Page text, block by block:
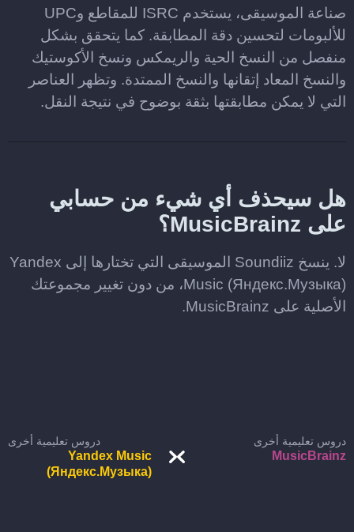
صناعة الموسيقى، يستخدم ISRC للمقاطع وUPC
للألبومات لتحسين دقة المطابقة. كما يتحقق بشكل
منفصل من النسخ الحية والريمكس ونسخ الأكوستيك
والنسخ المعاد إتقانها والنسخ الممتدة. وتظهر العناصر
التي لا يمكن مطابقتها بثقة بوضوح في نتيجة النقل.
هل سيحذف أي شيء من حسابي
على MusicBrainz؟
لا. ينسخ Soundiiz الموسيقى التي تختارها إلى Yandex
Music (Яндекс.Музыка)، من دون تغيير مجموعتك
الأصلية على MusicBrainz.
دروس تعليمية أخرى
MusicBrainz
دروس تعليمية أخرى
Yandex Music
(Яндекс.Музыка)